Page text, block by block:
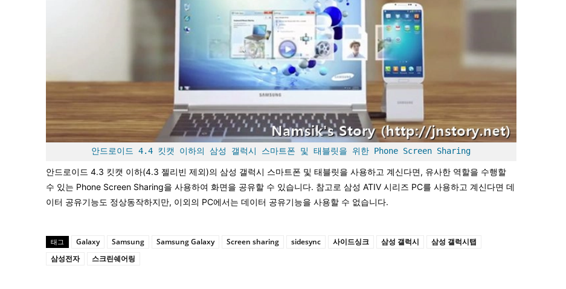
안드로이드 4.4 킷캣 이하의 삼성 갤럭시 스마트폰 및 태블릿을 위한 Phone Screen Sharing
안드로이드 4.3 킷캣 이하(4.3 젤리빈 제외)의 삼성 갤럭시 스마트폰 및 태블릿을 사용하고 계신다면, 유사한 역할을 수행할
수 있는 Phone Screen Sharing을 사용하여 화면을 공유할 수 있습니다. 참고로 삼성 ATIV 시리즈 PC를 사용하고 계신다면 데
이터 공유기능도 정상동작하지만, 이외의 PC에서는 데이터 공유기능을 사용할 수 없습니다.
태그 Galaxy Samsung Samsung Galaxy Screen sharing sidesync 사이드싱크 삼성 갤럭시
삼성 갤럭시탭
삼성전자
스크린쉐어링